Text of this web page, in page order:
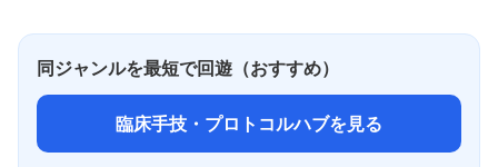
同ジャンルを最短で回遊（おすすめ）
臨床手技・プロトコルハブを見る